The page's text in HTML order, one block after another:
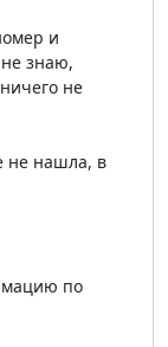
и
знаю,
не
не нашла, в
по